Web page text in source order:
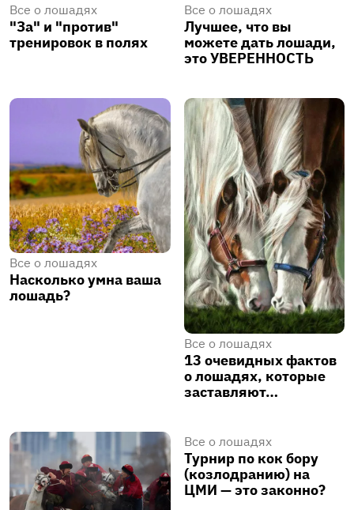
Все о лошадях
"За" и "против"
тренировок в полях
Все о лошадях
Лучшее, что вы
можете дать лошади,
это УВЕРЕННОСТЬ
Все о лошадях
Насколько умна ваша
лошадь?
Все о лошадях
13 очевидных фактов
о лошадях, которые
заставляют…
Все о лошадях
Турнир по кок бору
(козлодранию) на
ЦМИ — это законно?